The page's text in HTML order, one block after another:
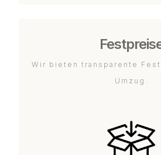
Wir bieten transparente
Umzug.